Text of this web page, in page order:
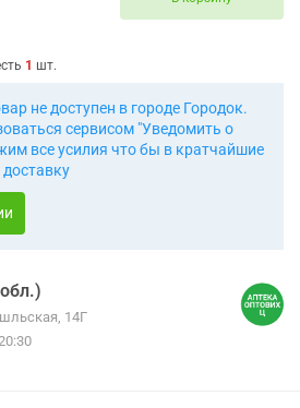
1 шт.
не доступен в городе Городок.
сервисом "Уведомить о
все усилия что бы в кратчайшие
доставку
14Г